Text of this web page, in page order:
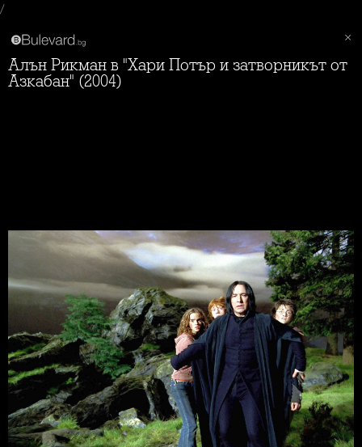
/
Алън Рикман в "Хари Потър и затворникът от
Азкабан" (2004)